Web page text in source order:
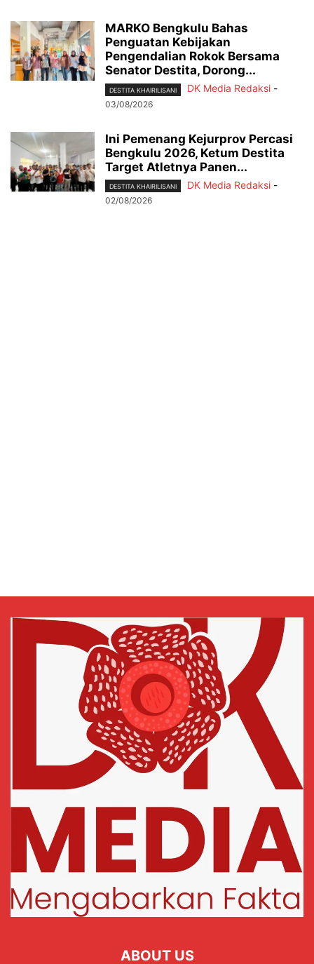
MARKO Bengkulu Bahas
Penguatan Kebijakan
Pengendalian Rokok Bersama
Senator Destita, Dorong...
DESTITA KHAIRILISANI DK Media Redaksi -
03/08/2026
Ini Pemenang Kejurprov Percasi
Bengkulu 2026, Ketum Destita
Target Atletnya Panen...
DESTITA KHAIRILISANI DK Media Redaksi -
02/08/2026
ABOUT US